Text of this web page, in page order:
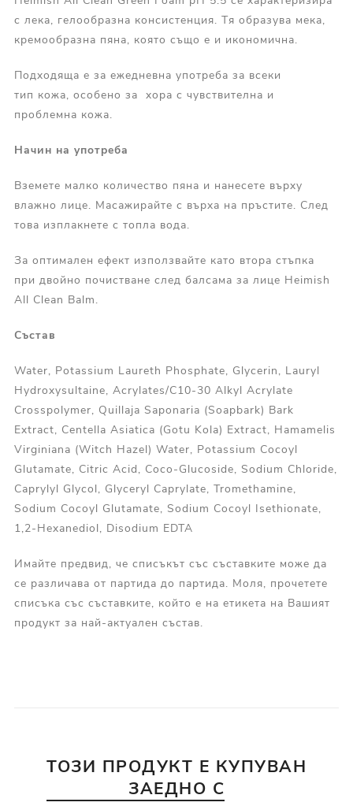
с лека, гелообразна консистенция. Тя образува мека,
кремообразна пяна, която също е и икономична.
Подходяща е за ежедневна употреба за всеки
тип кожа, особено за хора с чувствителна и
проблемна кожа.
Начин на употреба
Вземете малко количество пяна и нанесете върху
влажно лице. Масажирайте с върха на пръстите. След
това изплакнете с топла вода.
За оптимален ефект използвайте като втора стъпка
при двойно почистване след балсама за лице Heimish
All Clean Balm.
Състав
Water, Potassium Laureth Phosphate, Glycerin, Lauryl
Hydroxysultaine, Acrylates/C10-30 Alkyl Acrylate
Crosspolymer, Quillaja Saponaria (Soapbark) Bark
Extract, Centella Asiatica (Gotu Kola) Extract, Hamamelis
Virginiana (Witch Hazel) Water, Potassium Cocoyl
Glutamate, Citric Acid, Coco-Glucoside, Sodium Chloride,
Caprylyl Glycol, Glyceryl Caprylate, Tromethamine,
Sodium Cocoyl Glutamate, Sodium Cocoyl Isethionate,
1,2-Hexanediol, Disodium EDTA
Имайте предвид, че списъкът със съставките може да
се различава от партида до партида. Моля, прочетете
списъка със съставките, който е на етикета на Вашият
продукт за най-актуален състав.
ТОЗИ ПРОДУКТ Е КУПУВАН
ЗАЕДНО С